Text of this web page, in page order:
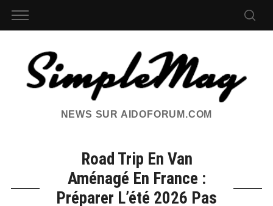
NEWS SUR AIDOFORUM.COM
Road Trip En Van
Aménagé En France :
Préparer L’été 2026 Pas